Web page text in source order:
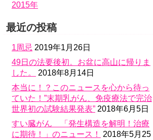
2015年
最近の投稿
1周忌 2019年1月26日
49日の法要後初。お盆に高山に帰りま
した。
2018年8月14日
本当に！？このニュースを心から待っ
ていた！”末期乳がん、免疫療法で完治
世界初の試験結果発表” 2018年6月5日
すい臓がん 「発生構造を解明！治療
に期待！」のニュース！
2018年5月25